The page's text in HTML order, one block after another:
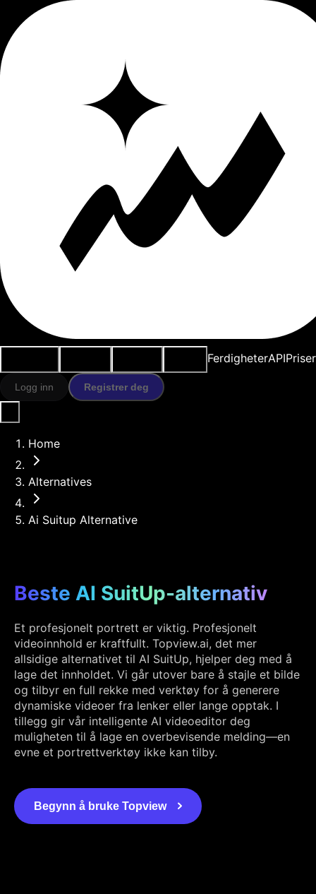
FerdigheterAPIPriser
Logg inn Registrer deg
Home
Alternatives
Ai Suitup Alternative
Beste AI SuitUp-alternativ
Et profesjonelt portrett er viktig. Profesjonelt
videoinnhold er kraftfullt. Topview.ai, det mer
allsidige alternativet til AI SuitUp, hjelper deg med å
lage det innholdet. Vi går utover bare å stajle et bilde
og tilbyr en full rekke med verktøy for å generere
dynamiske videoer fra lenker eller lange opptak. I
tillegg gir vår intelligente AI videoeditor deg
muligheten til å lage en overbevisende melding—en
evne et portrettverktøy ikke kan tilby.
Begynn å bruke Topview